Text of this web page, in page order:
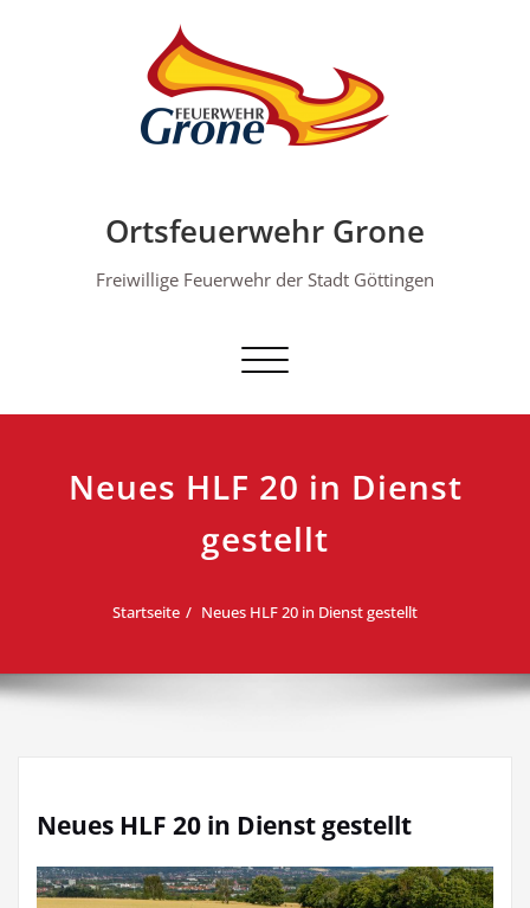
Ortsfeuerwehr Grone
Freiwillige Feuerwehr der Stadt Göttingen
Schalte Navigation
Neues HLF 20 in Dienst
gestellt
Startseite Neues HLF 20 in Dienst gestellt
Neues HLF 20 in Dienst gestellt